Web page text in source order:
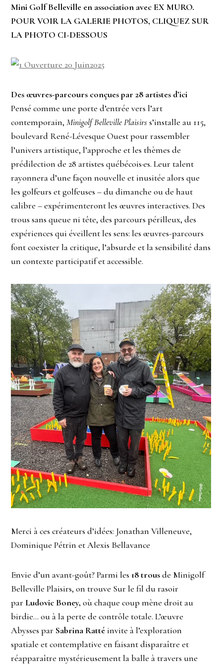
Mini Golf Belleville en association avec EX MURO.
POUR VOIR LA GALERIE PHOTOS, CLIQUEZ SUR
LA PHOTO CI-DESSOUS
Des œuvres-parcours conçues par 28 artistes d’ici
Pensé comme une porte d’entrée vers l’art
contemporain,Minigolf Belleville Plaisirs s’installe au 115,
boulevard René-Lévesque Ouest pour rassembler
l’univers artistique, l’approche et les thèmes de
prédilection de 28 artistes québécois·es. Leur talent
rayonnera d’une façon nouvelle et inusitée alors que
les golfeurs et golfeuses – du dimanche ou de haut
calibre – expérimenteront les œuvres interactives. Des
trous sans queue ni tête, des parcours périlleux, des
expériences qui éveillent les sens: les œuvres-parcours
font coexister la critique, l’absurde et la sensibilité dans
un contexte participatif et accessible.
Merci à ces créateurs d’idées: Jonathan Villeneuve,
Dominique Pétrin et Alexis Bellavance
Envie d’un avant-goût? Parmi les 18 trousde Minigolf
Belleville Plaisirs, on trouve Sur le fil du rasoir
par Ludovic Boney, où chaque coup mène droit au
birdie… ou à la perte de contrôle totale. L’œuvre
Abysses par Sabrina Ratté invite à l’exploration
spatiale et contemplative en faisant disparaître et
réapparaître mystérieusement la balle à travers une